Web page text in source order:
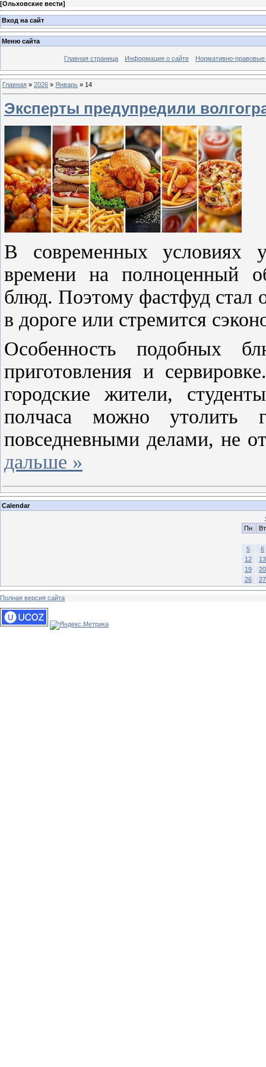
[Ольховские вести]
Вход на сайт
Меню сайта
Главная страница Информация о сайте Нормативно-правовые
Главная » 2026 » Январь » 14
Эксперты предупредили
В современных условиях
времени на полноценный
блюд. Поэтому фастфуд стал
в дороге или стремится
Особенность подобных
приготовления и
городские жители,
полчаса можно утолить
повседневными делами, не
дальше »
Calendar
Пн
Вт
5
6
12
13
19
20
26
27
Полная версия сайта